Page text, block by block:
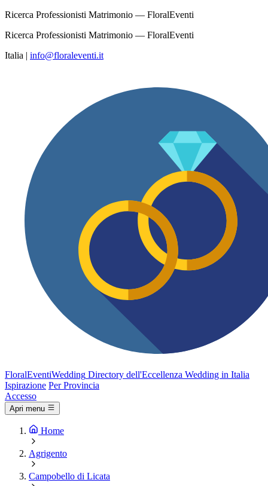
Ricerca Professionisti Matrimonio — FloralEventi
Ricerca Professionisti Matrimonio — FloralEventi
Italia | info@floraleventi.it
FloralEventiWedding Directory dell'Eccellenza Wedding in Italia
Ispirazione Per Provincia
Accesso
Apri menu
Home
Agrigento
Campobello di Licata